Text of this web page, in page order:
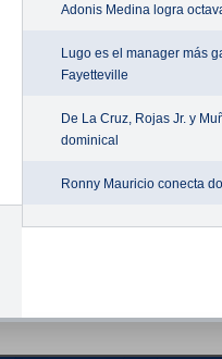
Adonis Medina logra
Lugo es el manager más
Fayetteville
De La Cruz, Rojas Jr. y
dominical
Ronny Mauricio conecta